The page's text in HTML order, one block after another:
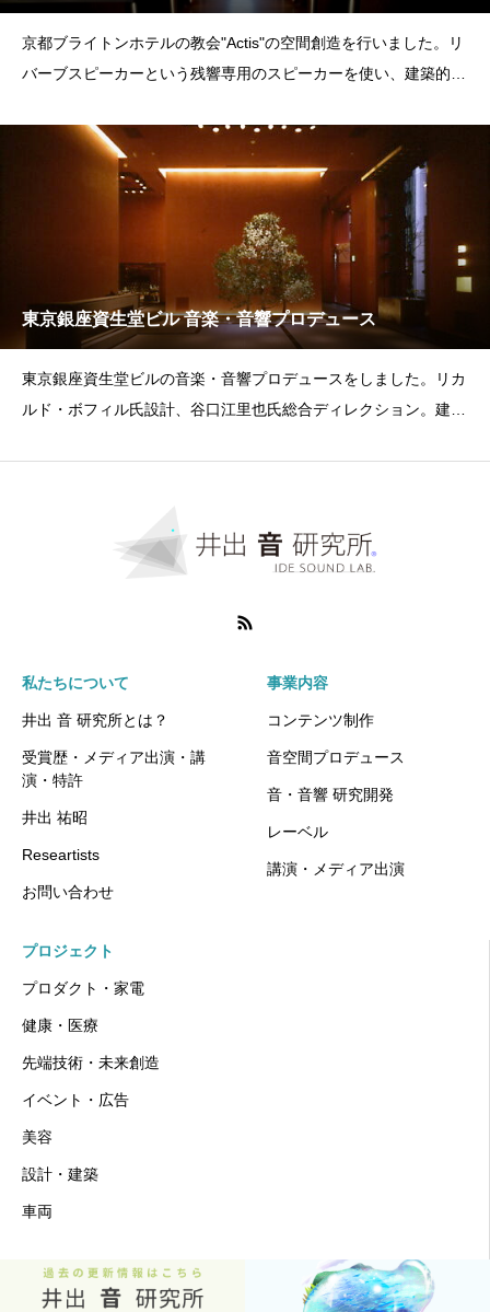
京都ブライトンホテルの教会"Actis"の空間創造を行いました。リ
バーブスピーカーという残響専用のスピーカーを使い、建築的な
東京銀座資生堂ビル 音楽・音響プロデュース
東京銀座資生堂ビルの音楽・音響プロデュースをしました。リカ
ルド・ボフィル氏設計、谷口江里也氏総合ディレクション。建物
私たちについて
井出 音 研究所とは？
受賞歴・メディア出演・講
演・特許
井出 祐昭
Researtists
お問い合わせ
事業内容
コンテンツ制作
音空間プロデュース
音・音響 研究開発
レーベル
講演・メディア出演
プロジェクト
プロダクト・家電
健康・医療
先端技術・未来創造
イベント・広告
美容
設計・建築
車両